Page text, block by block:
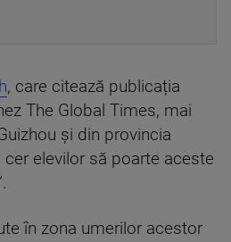
, care citează publicația
The Global Times, mai
și din provincia
cer elevilor să poarte aceste
în zona umerilor acestor